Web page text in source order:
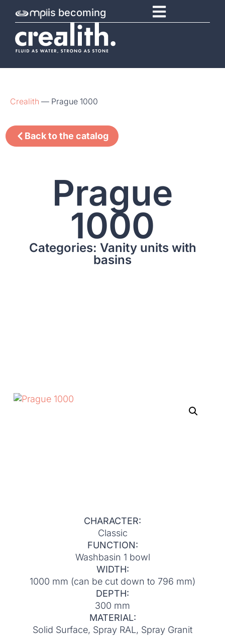
is becoming
Crealith — Prague 1000
Back to the catalog
Prague
1000
Categories: Vanity units with
basins
CHARACTER:
Classic
FUNCTION:
Washbasin 1 bowl
WIDTH:
1000 mm (can be cut down to 796 mm)
DEPTH:
300 mm
MATERIAL:
Solid Surface, Spray RAL, Spray Granit